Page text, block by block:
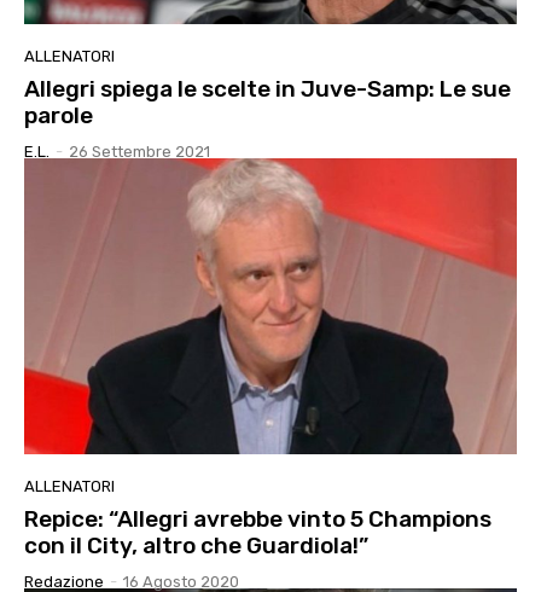
ALLENATORI
Allegri spiega le scelte in Juve-Samp: Le sue
parole
E.l. - 26 Settembre 2021
ALLENATORI
Repice: “Allegri avrebbe vinto 5 Champions
con il City, altro che Guardiola!”
Redazione - 16 Agosto 2020